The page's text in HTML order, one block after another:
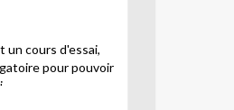
un cours d'essai,
pour pouvoir